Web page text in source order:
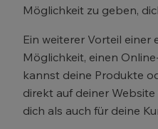
Möglichkeit zu geben,
Ein weiterer Vorteil einer
Möglichkeit, einen
kannst deine Produkte
direkt auf deiner
dich als auch für deine